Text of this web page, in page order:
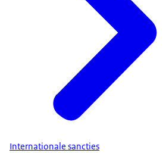
Internationale sancties